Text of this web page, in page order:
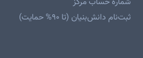
ثبت‌نام دانش‌بنیان (تا ۹۰% حمایت)